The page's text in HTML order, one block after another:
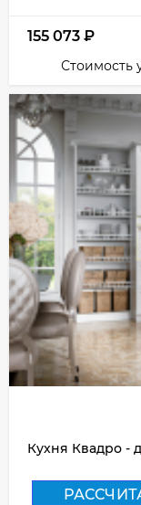
155 073 ₽
Стоимость
Кухня Квадро -